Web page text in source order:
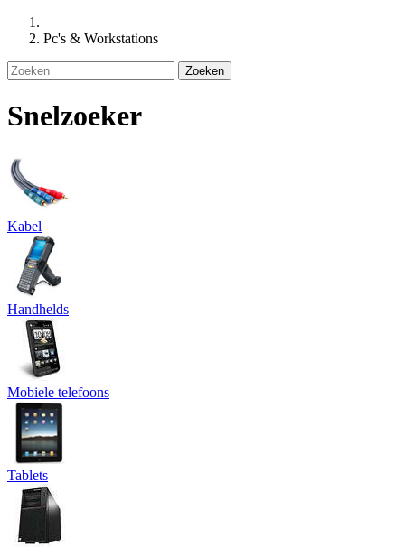
Pc's & Workstations
Zoeken
Snelzoeker
Kabel
Handhelds
Mobiele telefoons
Tablets